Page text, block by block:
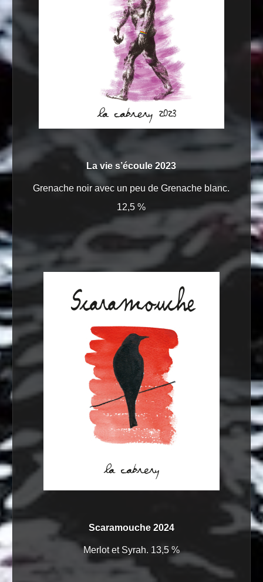
La vie s’écoule 2023
Grenache noir avec un peu de Grenache blanc.
12,5 %
Scaramouche 2024
Merlot et Syrah. 13,5 %